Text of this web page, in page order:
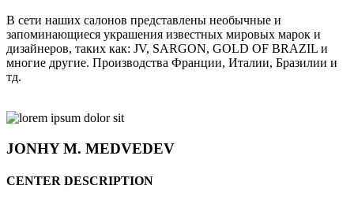
В сети наших салонов представлены необычные и
запоминающиеся украшения известных мировых марок и
дизайнеров, таких как: JV, SARGON, GOLD OF BRAZIL и
многие другие. Производства Франции, Италии, Бразилии и
тд.
JONHYM. MEDVEDEV
CENTER DESCRIPTION